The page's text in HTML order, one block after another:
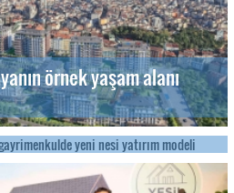
örnek yaşam alanı
INN ile gayrimenkulde yeni